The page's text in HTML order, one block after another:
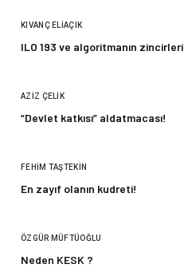
KIVANÇ ELIAÇIK
ILO 193 ve algoritmanın zincirleri
AZIZ ÇELIK
“Devlet katkısı” aldatmacası!
FEHIM TAŞTEKIN
En zayıf olanın kudreti!
ÖZGÜR MÜFTÜOĞLU
Neden KESK ?